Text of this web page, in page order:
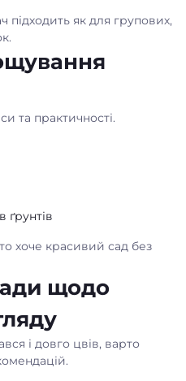
підходить як для групових,
та практичності.
ґрунтів
хоче красивий сад без
щодо
і довго цвів, варто